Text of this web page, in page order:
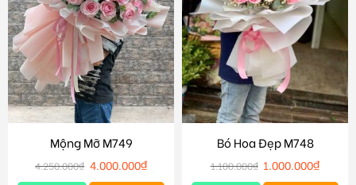
Mộng Mỡ M749
4.250.000₫ 4.000.000₫
Bó Hoa Đẹp M748
1.100.000₫ 1.000.000₫